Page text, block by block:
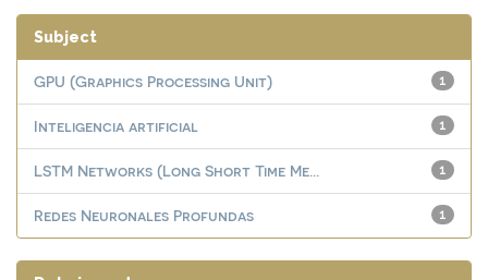
Subject
1
GPU (Graphics Processing Unit)
1
Inteligencia artificial
1
LSTM Networks (Long Short Time Me...
1
Redes Neuronales Profundas